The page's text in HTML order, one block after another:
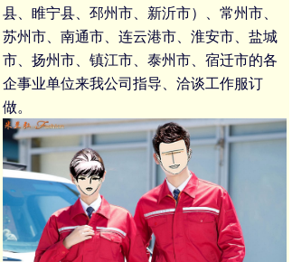
县、睢宁县、邳州市、新沂市）、常州市、
苏州市、南通市、连云港市、淮安市、盐城
市、扬州市、镇江市、泰州市、宿迁市的各
企事业单位来我公司指导、洽谈工作服订
做。